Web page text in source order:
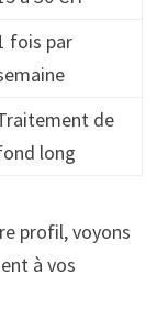
fois par
de
long
profil, voyons
à vos